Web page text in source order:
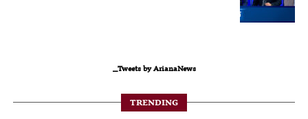
Tweets by ArianaNews_
TRENDING